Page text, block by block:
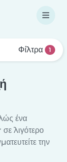
Φίλτρα 1
ένα
λιγότερο
την